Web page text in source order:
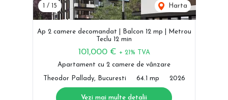
1 / 15 Harta
Ap 2 camere decomandat | Balcon 12 mp | Metrou
Teclu 12 min
101,000 € + 21% TVA
Apartament cu 2 camere de vânzare
Theodor Pallady, Bucuresti 64.1 mp 2026
Vezi mai multe detalii